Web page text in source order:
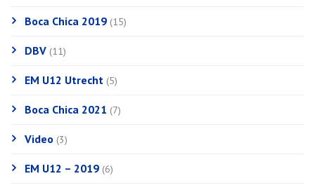
Boca Chica 2019 (15)
DBV (11)
EM U12 Utrecht (5)
Boca Chica 2021 (7)
Video (3)
EM U12 – 2019 (6)